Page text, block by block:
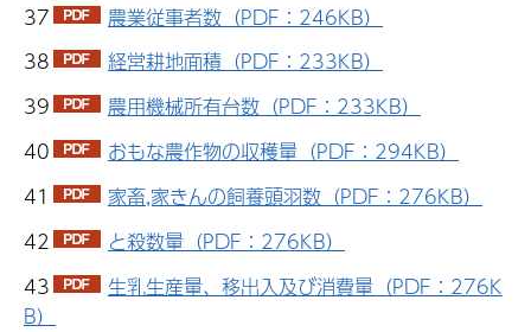
37
農業従事者数（PDF：246KB）
38
経営耕地面積（PDF：233KB）
39
農用機械所有台数（PDF：233KB）
40
おもな農作物の収穫量（PDF：294KB）
41
家畜,家きんの飼養頭羽数（PDF：276KB）
42
と殺数量（PDF：276KB）
43
生乳生産量、移出入及び消費量（PDF：276K
B）